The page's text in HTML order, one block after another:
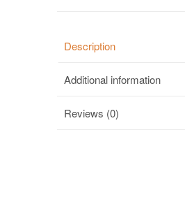
Description
Additional information
Reviews (0)